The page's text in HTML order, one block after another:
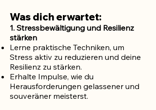
Was dich erwartet:
1. Stressbewältigung und Resilienz
stärken
Lerne praktische Techniken, um
Stress aktiv zu reduzieren und deine
Resilienz zu stärken.
Erhalte Impulse, wie du
Herausforderungen gelassener und
souveräner meisterst.